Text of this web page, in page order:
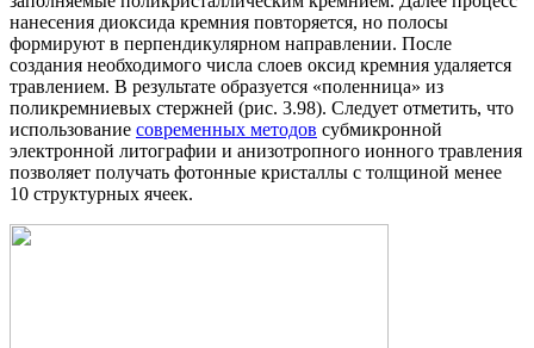
нанесения диоксида кремния повторяется, но полосы
формируют в перпендикулярном направлении. После
создания необходимого числа слоев оксид кремния удаляется
травлением. В результате образуется «поленница» из
поликремниевых стержней (рис. 3.98). Следует отметить, что
использование современных методов субмикронной
электронной литографии и анизотропного ионного травления
позволяет получать фотонные кристаллы с толщиной менее
10 структурных ячеек.